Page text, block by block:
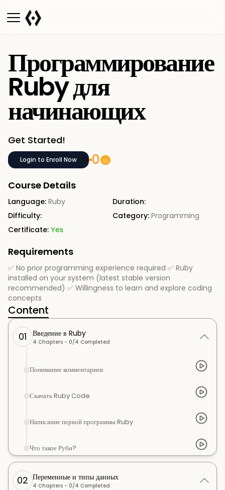
Программирование
Ruby для
начинающих
Get Started!
Login to Enroll Now 0
Course Details
Language: Ruby
Duration:
Difficulty:
Category: Programming
Certificate: Yes
Requirements
✅ No prior programming experience required ✅ Ruby
installed on your system (latest stable version
recommended) ✅ Willingness to learn and explore coding
concepts
Content
01 Введение в Ruby
4 Chapters - 0/4 Completed
Понимание комментариев
Скачать Ruby Code
Написание первой программы Ruby
Что такое Руби?
02 Переменные и типы данных
4 Chapters - 0/4 Completed